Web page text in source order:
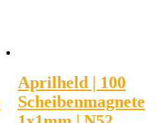
Aprilheld | 100
Scheibenmagnete